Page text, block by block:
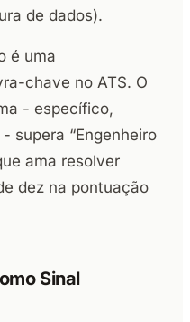
de dados).
é uma
chave no ATS. O
- específico,
supera “Engenheiro
ama resolver
dez na pontuação
Sinal